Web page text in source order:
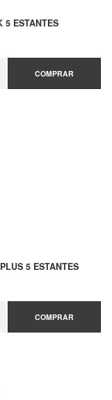
5 ESTANTES
COMPRAR
5 ESTANTES
COMPRAR